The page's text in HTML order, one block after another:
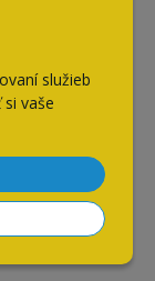
služieb
vaše